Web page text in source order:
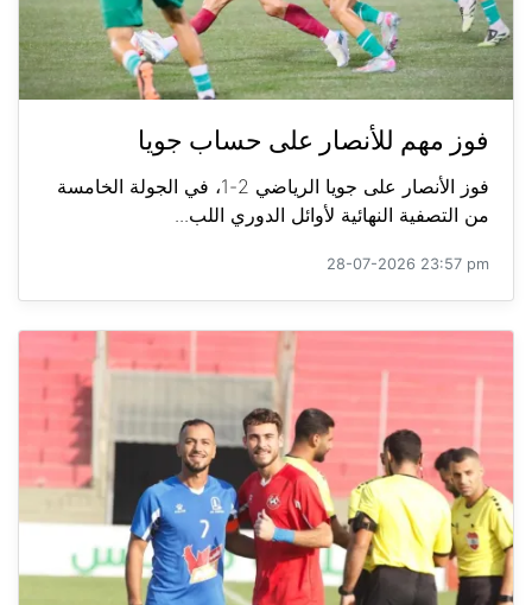
فوز مهم للأنصار على حساب جويا
فوز الأنصار على جويا الرياضي 2-1، في الجولة الخامسة
من التصفية النهائية لأوائل الدوري اللب...
28-07-2026 23:57 pm